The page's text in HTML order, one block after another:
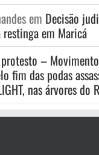
em Decisão
em Maricá
–
fim das podas
nas árvores do